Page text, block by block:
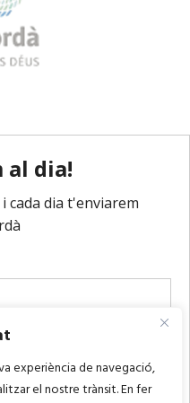
experiència de navegació,
el nostre trànsit. En fer